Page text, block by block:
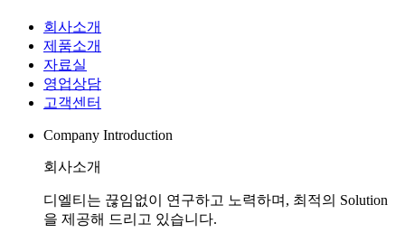
회사소개
제품소개
자료실
영업상담
고객센터
Company Introduction
회사소개
디엘티는 끊임없이 연구하고 노력하며, 최적의 Solution
을 제공해 드리고 있습니다.